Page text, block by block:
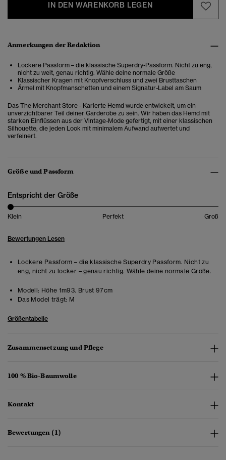
IN DEN WARENKORB LEGEN
Anmerkungen der Redaktion
Lockere Passform – die klassische Superdry-Passform. Nicht zu eng,
nicht zu weit, genau richtig. Wähle deine normale Größe
Klassischer Kragen mit Knopfverschluss und zwei Brusttaschen
Ärmel mit Knopfmanschetten und einem Signatur-Label am Saum
Das The Merchant Store - Karierte Hemd wurde entwickelt, um ein
unverzichtbarer Teil deiner Garderobe zu sein. Wir haben das Hemd mit
starken Einflüssen aus der Vintage-Mode gefertigt, mit einer klassischen
Silhouette, die jeden Look mit minimalem Aufwand aufwertet und
verfeinert.
Größe und Passform
Entspricht der Größe
Klein Perfekt Groß
Bewertungen Lesen
Lockere Passform – die klassische Superdry Passform. Nicht zu
eng, nicht zu locker – genau richtig. Wähle deine normale Größe.
Modell: Höhe 1m93. Brust 97cm
Das Model trägt: M
Größentabelle
Zusammensetzung und Pflege
100 % Bio-Baumwolle
Kontakt
Bewertungen (1)